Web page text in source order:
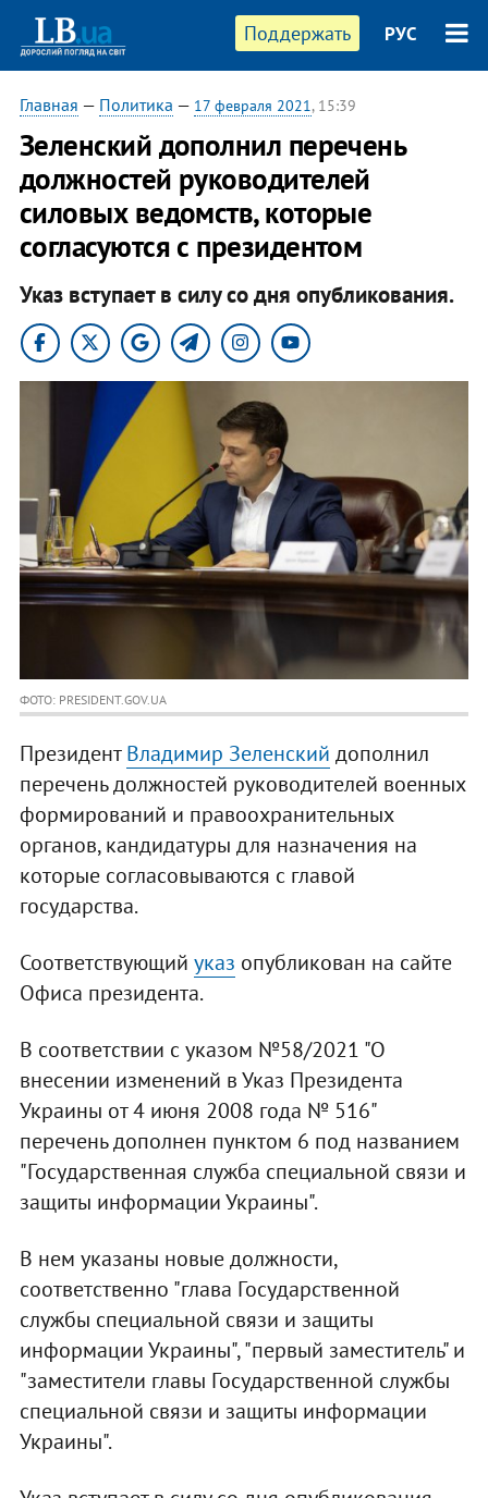
Поддержать РУС
Главная — Политика — 17 февраля 2021, 15:39
Зеленский дополнил перечень
должностей руководителей
силовых ведомств, которые
согласуются с президентом
Указ вступает в силу со дня опубликования.
ФОТО: PRESIDENT.GOV.UA
ПрезидентВладимир Зеленский дополнил
перечень должностей руководителей военных
формирований и правоохранительных
органов, кандидатуры для назначения на
которые согласовываются с главой
государства.
Соответствующий указ опубликован на сайте
Офиса президента.
В соответствии с указом №58/2021 "О
внесении изменений в Указ Президента
Украины от 4 июня 2008 года № 516"
перечень дополнен пунктом 6 под названием
"Государственная служба специальной связи и
защиты информации Украины".
В нем указаны новые должности,
соответственно "глава Государственной
службы специальной связи и защиты
информации Украины", "первый заместитель" и
"заместители главы Государственной службы
специальной связи и защиты информации
Украины".